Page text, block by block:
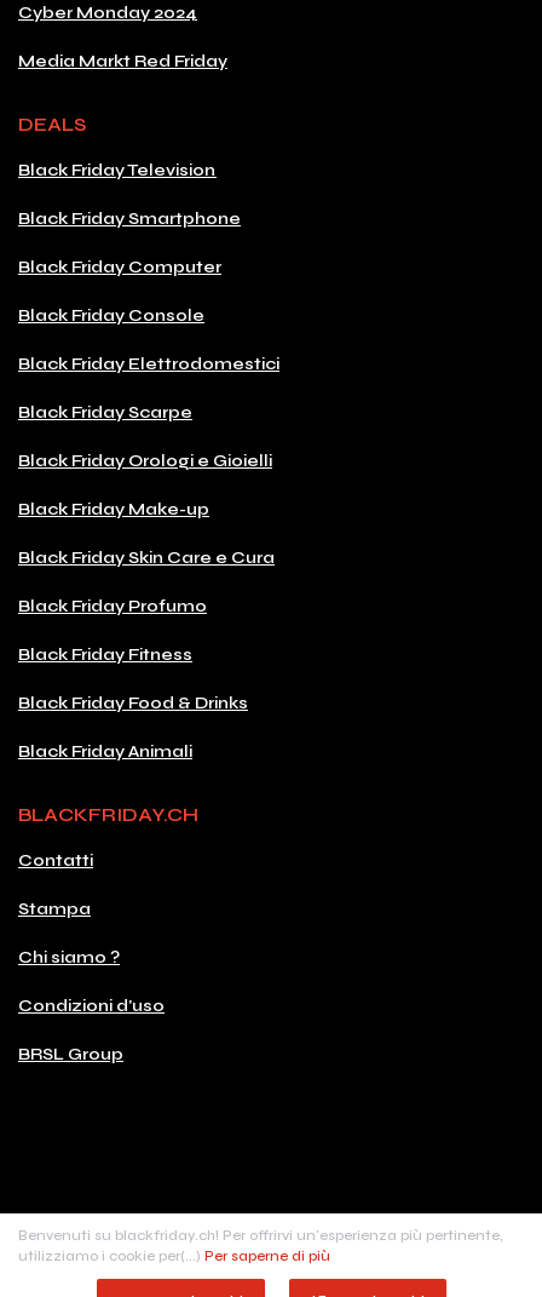
Cyber Monday 2024
Media Markt Red Friday
DEALS
Black Friday Television
Black Friday Smartphone
Black Friday Computer
Black Friday Console
Black Friday Elettrodomestici
Black Friday Scarpe
Black Friday Orologi e Gioielli
Black Friday Make-up
Black Friday Skin Care e Cura
Black Friday Profumo
Black Friday Fitness
Black Friday Food & Drinks
Black Friday Animali
BLACKFRIDAY.CH
Contatti
Stampa
Chi siamo ?
Condizioni d'uso
BRSL Group
© 2026 Copyright blackfriday.ch
Made with♥ in Switzerland
BRSL digital sàrl, Rue de Carouge, 24 - 1205 Genève
Benvenuti su blackfriday.ch! Per offrirvi un'esperienza più pertinente,
utilizziamo i cookie per(...) Per saperne di più